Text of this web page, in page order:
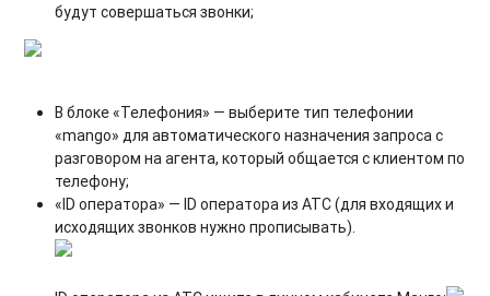
будут совершаться звонки;
В блоке «Телефония» — выберите тип телефонии
«mango» для автоматического назначения запроса с
разговором на агента, который общается с клиентом по
телефону;
«ID оператора» — ID оператораиз АТС (для входящих и
исходящих звонков нужно прописывать).